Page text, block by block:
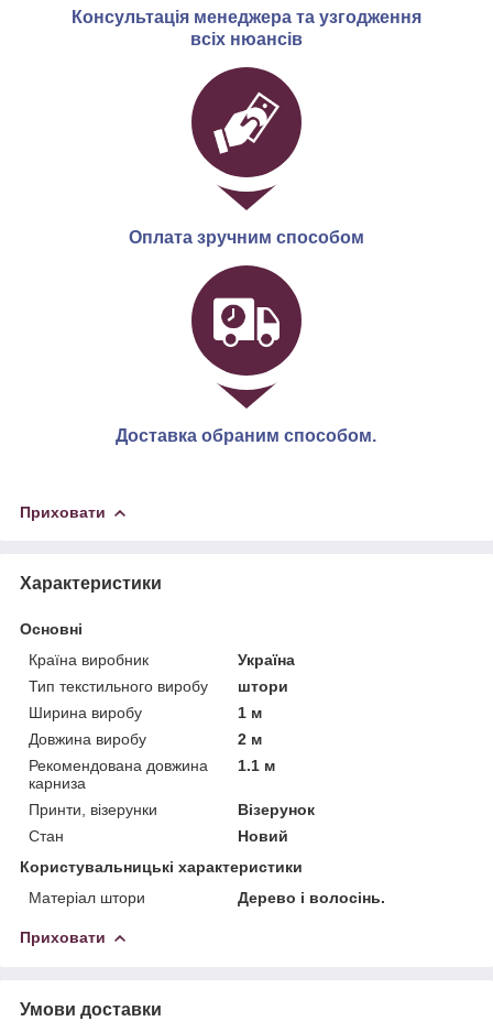
Консультація менеджера та узгодження
всіх нюансів
Оплата зручним способом
Доставка обраним способом.
Приховати
Характеристики
Основні
Країна виробник
Україна
Тип текстильного виробу
штори
Ширина виробу
1 м
Довжина виробу
2 м
Рекомендована довжина
карниза
1.1 м
Принти, візерунки
Візерунок
Стан
Новий
Користувальницькі характеристики
Матеріал штори
Дерево і волосінь.
Приховати
Умови доставки